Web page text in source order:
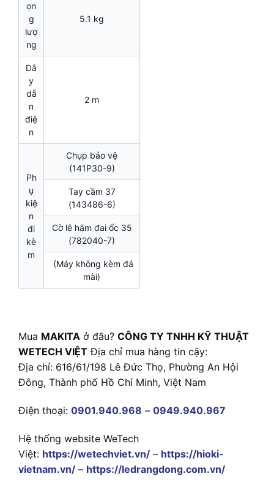
ọn
g
lượ
ng
5.1 kg
Dâ
y
dẫ
n
điệ
n
2 m
Ph
ụ
kiệ
n
đi
kè
m
Chụp bảo vệ
(141P30-9)
Tay cầm 37
(143486-6)
Cờ lê hãm đai ốc 35
(782040-7)
(Máy không kèm đá
mài)
Mua MAKITA ở đâu? CÔNG TY TNHH KỸ THUẬT
WETECH VIỆT Địa chỉ mua hàng tin cậy:
Địa chỉ: 616/61/198 Lê Đức Thọ, Phường An Hội
Đông, Thành phố Hồ Chí Minh, Việt Nam
Điện thoại: 0901.940.968 – 0949.940.967
Hệ thống website WeTech
Việt: https://wetechviet.vn/ – https://hioki-
vietnam.vn/ – https://ledrangdong.com.vn/